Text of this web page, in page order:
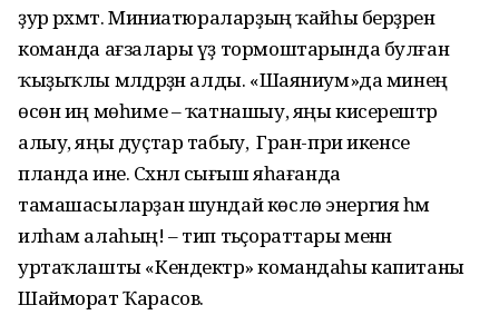
ҙур рәхмәт. Миниатюраларҙың ҡайһы бер­ҙәрен
команда ағзалары үҙ тормоштарында булған
ҡыҙыҡлы мәлдәрҙән алды. «Шаяниум»да минең
өсөн иң мөһиме – ҡатнашыу, яңы кисерештәр
алыу, яңы дуҫтар табыу, ә Гран-при икенсе
планда ине. Сәхнәлә сығыш яһағанда
тамашасылар­ҙан шундай көслө энергия һәм
илһам алаһың! – тип тәьҫораттары менән
уртаҡлашты «Кендектәр» командаһы капитаны
Шайморат Ҡарасов.